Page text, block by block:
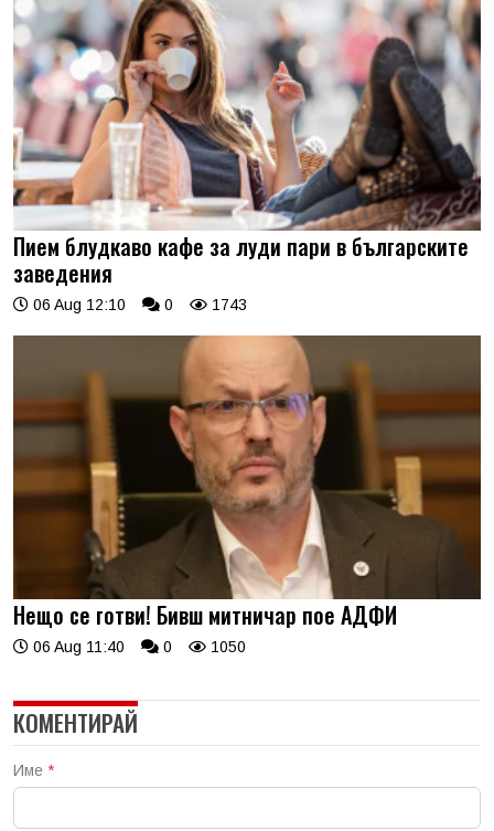
Пием блудкаво кафе за луди пари в българските
заведения
06 Aug 12:10 0 1743
Нещо се готви! Бивш митничар пое АДФИ
06 Aug 11:40 0 1050
КОМЕНТИРАЙ
Име *